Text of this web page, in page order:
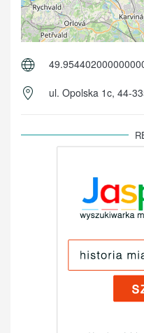
ul. Opolska 1c, 44-